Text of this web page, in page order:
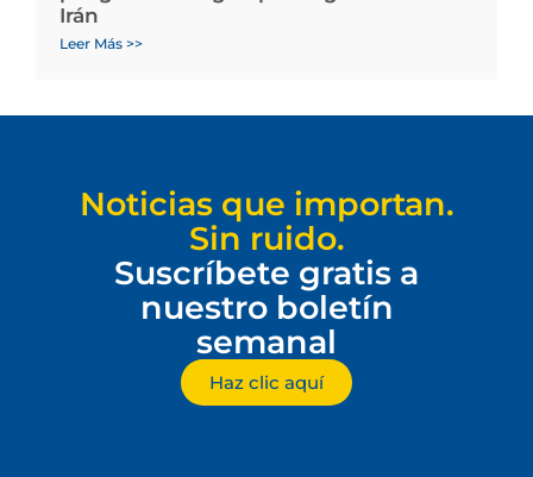
Irán
Leer Más >>
Noticias que importan.
Sin ruido.
Suscríbete gratis a
nuestro boletín
semanal
Haz clic aquí